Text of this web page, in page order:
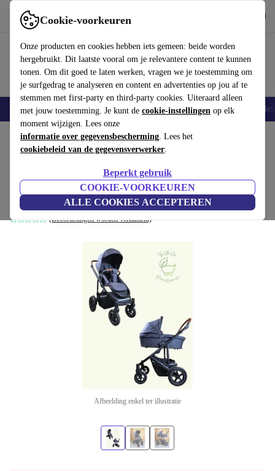
Cookie-voorkeuren
Onze producten en cookies hebben iets gemeen: beide worden
hergebruikt. Dit laatste vooral om je relevantere content te kunnen
tonen. Om dit goed te laten werken, vragen we je toestemming om
je surfgedrag te analyseren en content en advertenties op jou af te
stemmen met first-party en third-party cookies. Uiteraard alleen
met jouw toestemming. Je kunt de cookie-instellingen op elk
moment wijzigen. Lees onze
informatie over gegevensbescherming. Lees het
cookiebeleid van de gegevensverwerker.
Beperkt gebruik
COOKIE-VOORKEUREN
ALLE COOKIES ACCEPTEREN
Gebruik refurbed snel en eenvoudig
Smartphones Laptops Tablets Smartwatches Accessoires
Home Baby & kinderen Kinderwagens & Buggy's Kinderwagens
Britax drinkbeker Duo Smile III
combinatie kinderwagen
blauw
(Beoordelingen worden verzameld)
Afbeelding enkel ter illustratie